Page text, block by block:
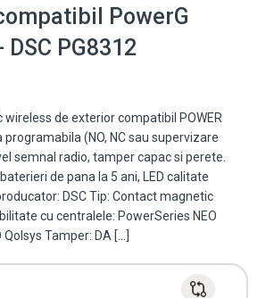
PowerG
PG8312
de exterior compatibil POWER
programabila (NO, NC sau supervizare
semnal radio, tamper capac si perete.
de pana la 5 ani, LED calitate
DSC Tip: Contact magnetic
cu centralele: PowerSeries NEO
Tamper: DA […]